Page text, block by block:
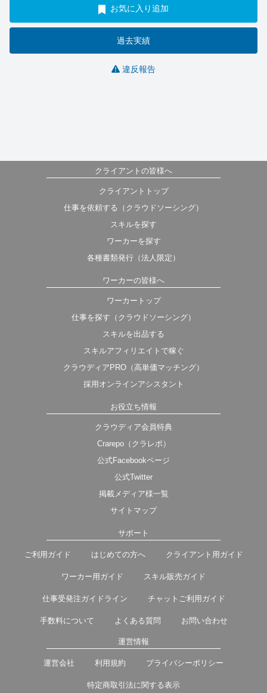
お気に入り追加
過去実績
違反報告
クライアントの皆様へ
クライアントトップ
仕事を依頼する（クラウドソーシング）
スキルを探す
ワーカーを探す
各種書類発行（法人限定）
ワーカーの皆様へ
ワーカートップ
仕事を探す（クラウドソーシング）
スキルを出品する
スキルアフィリエイトで稼ぐ
クラウディアPRO（高単価マッチング）
採用オンラインアシスタント
お役立ち情報
クラウディア会員特典
Crarepo（クラレポ）
公式Facebookページ
公式Twitter
掲載メディア様一覧
サイトマップ
サポート
ご利用ガイド はじめての方へ クライアント用ガイド
ワーカー用ガイド スキル販売ガイド
仕事受発注ガイドライン チャットご利用ガイド
手数料について よくある質問 お問い合わせ
運営情報
運営会社 利用規約 プライバシーポリシー
特定商取引法に関する表示